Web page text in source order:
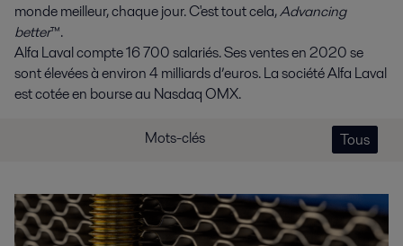
monde meilleur, chaque jour. C'est tout cela,Advancing
better™.
Alfa Laval compte 16 700 salariés. Ses ventes en 2020 se
sont élevées à environ 4 milliards d’euros. La société Alfa Laval
est cotée en bourse au Nasdaq OMX.
Mots-clés Tous